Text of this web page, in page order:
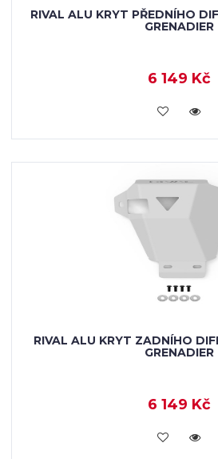
RIVAL ALU KRYT PŘEDNÍHO
GRENADIER
6 149 Kč
KOUPIT
RIVAL ALU KRYT ZADNÍHO
GRENADIER
6 149 Kč
KOUPIT